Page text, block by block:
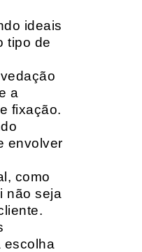
ideais
tipo de
a
fixação.
envolver
como
não seja
escolha